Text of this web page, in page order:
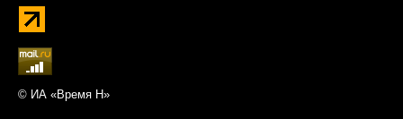
© ИА «Время Н»